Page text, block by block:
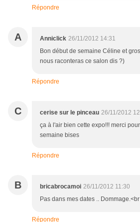
Répondre
A Anniclick 26/11/2012 14:31
Bon début de semaine Céline et
nous raconteras ce salon dis ?)
Répondre
C cerise sur le pinceau 26/11/2012
ça à l'air bien cette expo!!! merci
semaine bises
Répondre
B bricabrocamoi 26/11/2012 11:30
Pas dans mes dates ..
Répondre